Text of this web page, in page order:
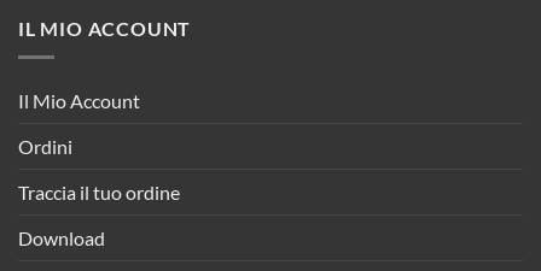
IL MIO ACCOUNT
Il Mio Account
Ordini
Traccia il tuo ordine
Download